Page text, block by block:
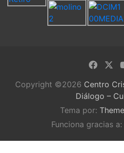
Copyright ©2026 Centro
Diálogo –
Tema por:
Funciona gracias a: